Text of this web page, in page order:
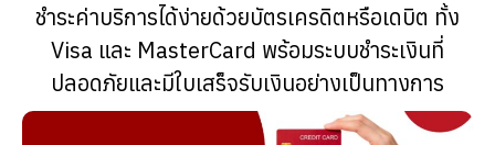
ชำระค่าบริการได้ง่ายด้วยบัตรเครดิตหรือเดบิต ทั้ง
Visa และ MasterCard พร้อมระบบชำระเงินที่
ปลอดภัยและมีใบเสร็จรับเงินอย่างเป็นทางการ